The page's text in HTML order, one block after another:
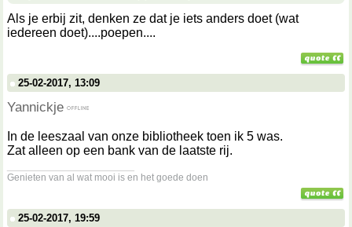
Als je erbij zit, denken ze dat je iets anders doet (wat
iedereen doet)....poepen....
25-02-2017, 13:09
Yannickje
In de leeszaal van onze bibliotheek toen ik 5 was.
Zat alleen op een bank van de laatste rij.
Genieten van al wat mooi is en het goede doen
25-02-2017, 19:59